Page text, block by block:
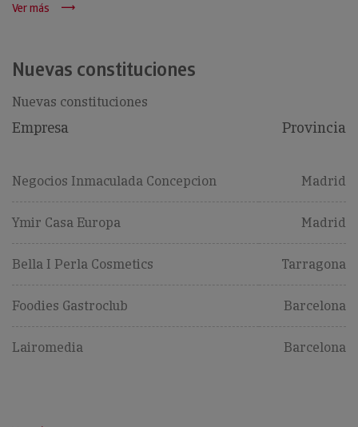
Ver más
Nuevas constituciones
Nuevas constituciones
Empresa Provincia
Negocios Inmaculada Concepcion Madrid
Ymir Casa Europa Madrid
Bella I Perla Cosmetics Tarragona
Foodies Gastroclub Barcelona
Lairomedia Barcelona